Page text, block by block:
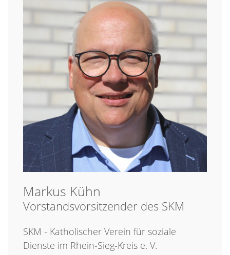
Markus Kühn
Vorstandsvorsitzender des SKM
SKM - Katholischer Verein für soziale
Dienste im Rhein-Sieg-Kreis e. V.